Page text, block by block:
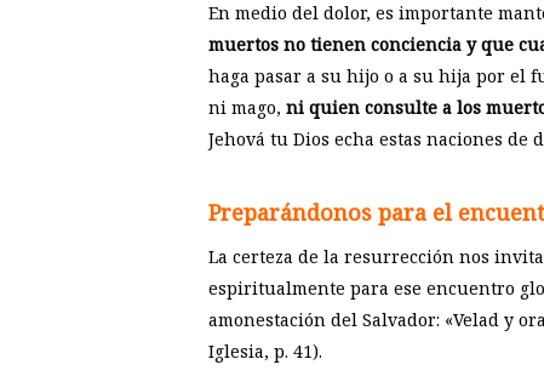
En medio del dolor, es importante
muertos no tienen conciencia y que
haga pasar a su hijo o a su hija por
ni mago, ni quien consulte a los
Jehová tu Dios echa estas naciones de
Preparándonos para el
La certeza de la resurrección nos
espiritualmente para ese encuentro
amonestación del Salvador: «Velad y
Iglesia, p. 41).